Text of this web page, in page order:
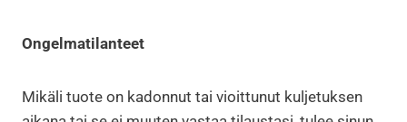
Ongelmatilanteet
Mikäli tuote on kadonnut tai vioittunut kuljetuksen